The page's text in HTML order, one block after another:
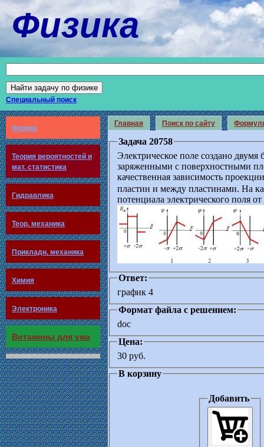
Физика
Специальный поиск
Физика
Теория вероятностей и
мат. статистика
Гидравлика
Теор. механика
Прикладн. механика
Химия
Электроника
Витамины для ума
Главная Поиск по сайту
Задача 20758
Электрическое поле создано
заряженными с поверхностными
качественная зависимость
пластин и между пластинами. На
потенциала электрического поля от
Ответ:
график 4
Формат файла с решением:
doc
Цена:
30 руб.
В корзину
Добавить